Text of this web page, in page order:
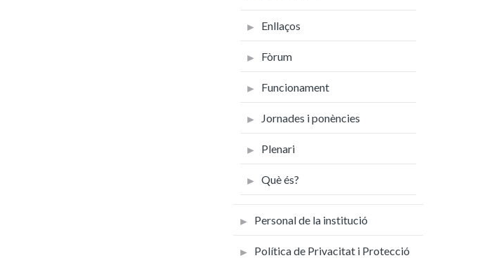
Enllaços
Fòrum
Funcionament
Jornades i ponències
Plenari
Què és?
Personal de la institució
Política de Privacitat i Protecció